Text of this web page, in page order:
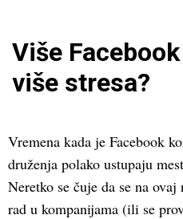
Više
više stresa?
Vremena kada je Facebook
druženja polako ustupaju
Neretko se čuje da se na
rad u kompanijama (ili se